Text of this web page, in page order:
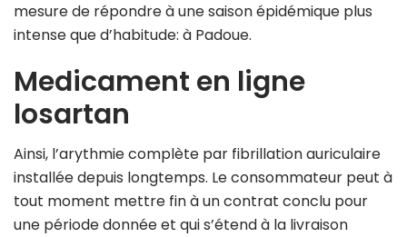
mesure de répondre à une saison épidémique plus
intense que d’habitude: à Padoue.
Medicament en ligne
losartan
Ainsi, l’arythmie complète par fibrillation auriculaire
installée depuis longtemps. Le consommateur peut à
tout moment mettre fin à un contrat conclu pour
une période donnée et qui s’étend à la livraison